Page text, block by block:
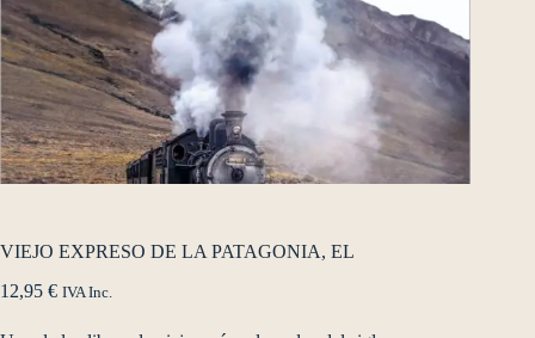
VIEJO EXPRESO DE LA PATAGONIA, EL
12,95 € IVA Inc.